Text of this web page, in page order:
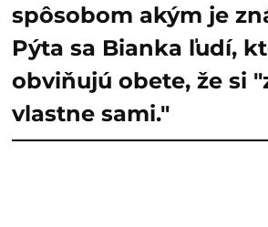
spôsobom akým je
Pýta sa Bianka ľudí,
obviňujú obete, že si
vlastne sami."